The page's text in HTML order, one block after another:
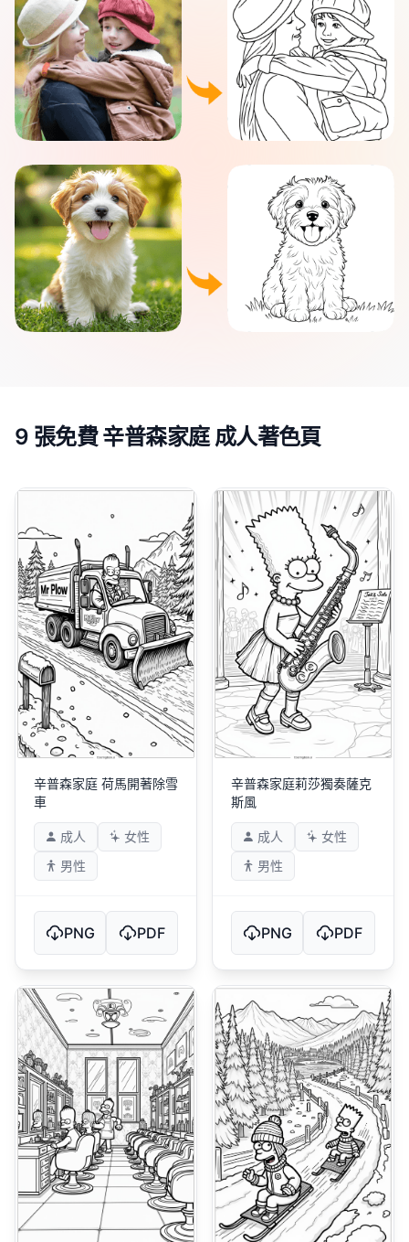
9 張免費 辛普森家庭 成人著色頁
辛普森家庭 荷馬開著除雪
車
成人
女性
男性
PNG PDF
辛普森家庭莉莎獨奏薩克
斯風
成人
女性
男性
PNG PDF